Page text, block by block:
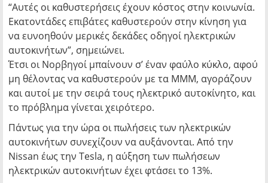
“Αυτές οι καθυστερήσεις έχουν κόστος στην κοινωνία.
Εκατοντάδες επιβάτες καθυστερούν στην κίνηση για
να ευνοηθούν μερικές δεκάδες οδηγοί ηλεκτρικών
αυτοκινήτων”, σημειώνει.
Έτσι οι Νορβηγοί μπαίνουν σ’ έναν φαύλο κύκλο, αφού
μη θέλοντας να καθυστερούν με τα ΜΜΜ, αγοράζουν
και αυτοί με την σειρά τους ηλεκτρικό αυτοκίνητο, και
το πρόβλημα γίνεται χειρότερο.
Πάντως για την ώρα οι πωλήσεις των ηλεκτρικών
αυτοκινήτων συνεχίζουν να αυξάνονται. Από την
Nissan έως την Tesla, η αύξηση των πωλήσεων
ηλεκτρικών αυτοκινήτων έχει φτάσει το 13%.